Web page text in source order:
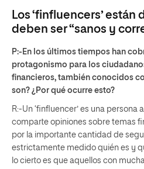
Los ‘finfluencers’ están
deben ser “sanos y
P:-En los últimos tiempos han
protagonismo para los
financieros, también conocidos
son? ¿Por qué ocurre esto?
R:-Un ‘finfluencer’ es una
comparte opiniones sobre temas
por la importante cantidad de
estrictamente medido quién es y
lo cierto es que aquellos con